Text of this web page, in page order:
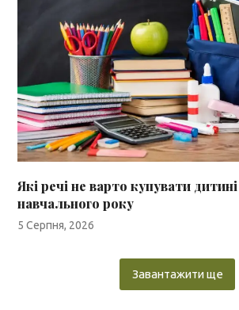
Які речі не варто купувати
навчального року
5 Серпня, 2026
Завантажити ще